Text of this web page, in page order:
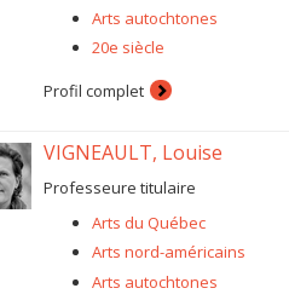
En dehors du milieu
comme personne-ressource
de concertation de la
Arts autochtones
20e siècle
Profil complet
VIGNEAULT, Louise
Professeure titulaire
Arts du Québec
Arts nord-américains
Arts autochtones